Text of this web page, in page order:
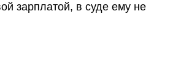
зарплатой, в суде ему не